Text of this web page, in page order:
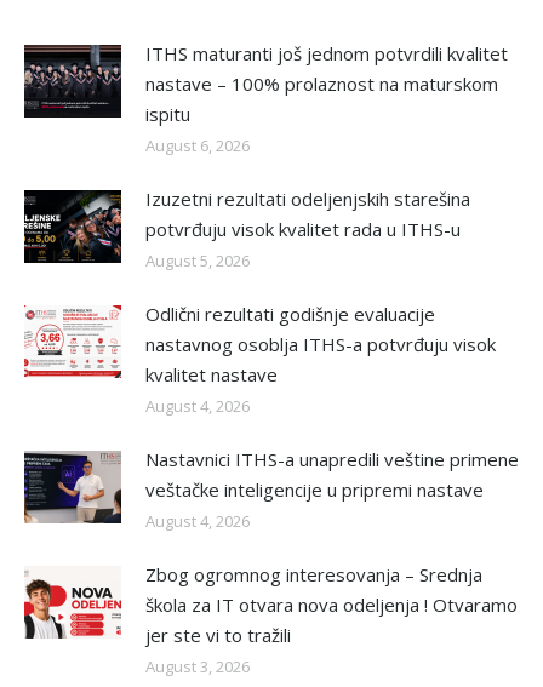
ITHS maturanti još jednom potvrdili kvalitet
nastave – 100% prolaznost na maturskom
ispitu
August 6, 2026
Izuzetni rezultati odeljenjskih starešina
potvrđuju visok kvalitet rada u ITHS-u
August 5, 2026
Odlični rezultati godišnje evaluacije
nastavnog osoblja ITHS-a potvrđuju visok
kvalitet nastave
August 4, 2026
Nastavnici ITHS-a unapredili veštine primene
veštačke inteligencije u pripremi nastave
August 4, 2026
Zbog ogromnog interesovanja – Srednja
škola za IT otvara nova odeljenja ! Otvaramo
jer ste vi to tražili
August 3, 2026